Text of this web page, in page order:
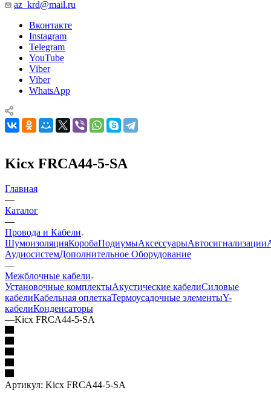
az_krd@mail.ru
Вконтакте
Instagram
Telegram
YouTube
Viber
Viber
WhatsApp
Kicx FRCA44-5-SA
Главная
—
Каталог
—
Провода и Кабели
ШумоизоляцияКоробаПодиумыАксессуарыАвтосигнализации
АудиосистемДополнительное Оборудование
—
Межблочные кабели
Установочные комплектыАкустические кабелиСиловые
кабелиКабельная оплеткаТермоусадочные элементыY-
кабелиКонденсаторы
—Kicx FRCA44-5-SA
Артикул: Kicx FRCA44-5-SA